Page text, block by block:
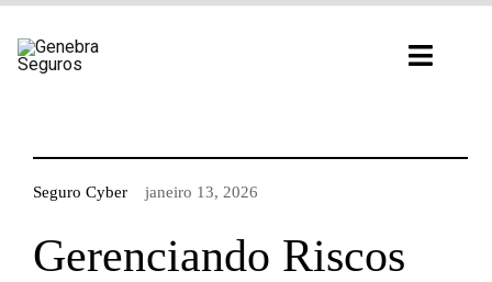
para
Seguro Cyber janeiro 13, 2026
Gerenciando Riscos